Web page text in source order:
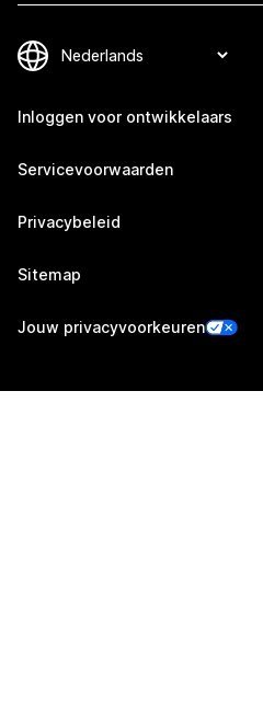
Inloggen voor ontwikkelaars
Servicevoorwaarden
Privacybeleid
Sitemap
Jouw privacyvoorkeuren